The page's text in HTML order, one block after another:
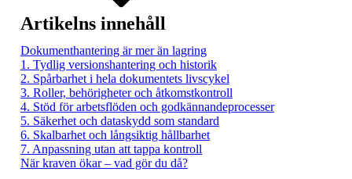
Artikelns innehåll
Dokumenthantering är mer än lagring
1. Tydlig versionshantering och historik
2. Spårbarhet i hela dokumentets livscykel
3. Roller, behörigheter och åtkomstkontroll
4. Stöd för arbetsflöden och godkännandeprocesser
5. Säkerhet och dataskydd som standard
6. Skalbarhet och långsiktig hållbarhet
7. Anpassning utan att tappa kontroll
När kraven ökar – vad gör du då?